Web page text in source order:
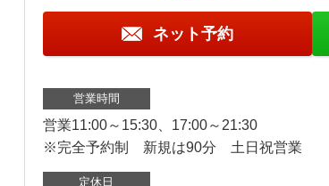
ネット予約
営業時間
営業11:00～15:30、17:00～21:30
※完全予約制 新規は90分 土日祝営業
定休日